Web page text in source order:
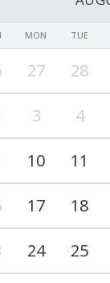
MON TUE
27 28
3 4
10 11
17 18
24 25